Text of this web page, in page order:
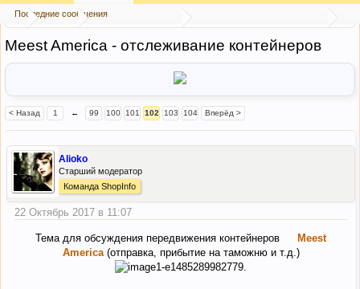
... Форум Доставка в Украину
Meest America - отслеживание контейнеров
< Назад 1 ← 99 100 101 102 103 104 Вперёд >
Alioko
Старший модератор
Команда ShopInfo
22 Октябрь 2017 в 11:07
Тема для обсуждения передвижения контейнеров
Meest
America (отправка, прибытие на таможню и т.д.)
Последние сообщения